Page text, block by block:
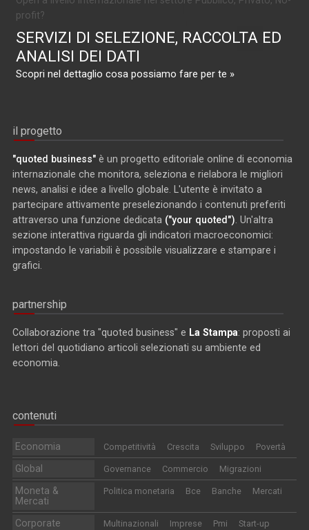
profit?
SERVIZI DI SELEZIONE, RACCOLTA ED
ANALISI DEI DATI
Scopri nel dettaglio cosa possiamo fare per te »
il progetto
"quoted business" è un progetto editoriale online di economia
internazionale che monitora, seleziona e rielabora le migliori
news, analisi e idee a livello globale. L'utente è invitato a
partecipare attivamente preselezionando i contenuti preferiti
attraverso una funzione dedicata ("your quoted"). Un'altra
sezione interattiva riguarda gli indicatori macroeconomici:
impostando le variabili è possibile visualizzare e stampare i
grafici.
partnership
Collaborazione tra "quoted business" e La Stampa: proposti ai
lettori del quotidiano articoli selezionati su ambiente ed
economia.
contenuti
Economia Competitività Crescita Sviluppo Povertà
Global Governance Commercio Migrazioni
Moneta &
Mercati
Politica monetaria Bce Banche Mercati
Corporate Multinazionali Imprese Pmi Start-up